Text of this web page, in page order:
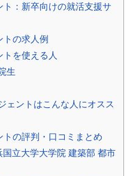
：新卒向けの就活支援サ
トの求人例
を使える人
生
ェントはこんな人にオスス
の評判・口コミまとめ
立大学大学院 建築部 都市